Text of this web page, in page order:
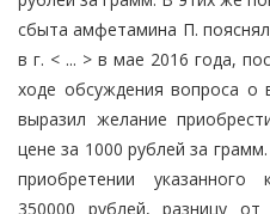
сбыта амфетамина П.
в г. < ... > в мае 2016 года,
ходе обсуждения вопроса
выразил желание
цене за 1000 рублей за
приобретении
350000 рублей, разницу